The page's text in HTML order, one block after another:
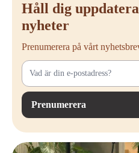
Håll dig
nyheter
Prenumerera på vårt
Prenumerera